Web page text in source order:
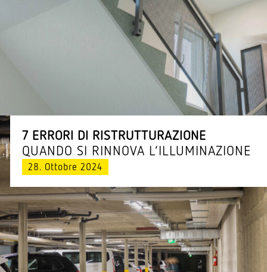
7 ERRORI DI RISTRUTTURAZIONE
QUANDO SI RINNOVA L’ILLUMINAZIONE
28. Ottobre 2024